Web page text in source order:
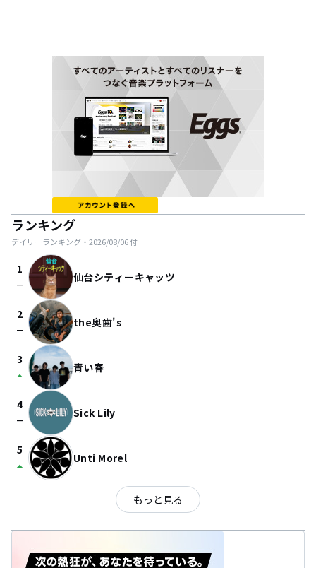
ランキング
デイリーランキング・ 2026/08/06付
1
check_indeterminate_small 仙台シティーキャッツ
2
check_indeterminate_small the奥歯's
3
arrow_drop_up 青い春
4
check_indeterminate_small Sick Lily
5
arrow_drop_up Unti Morel
もっと見る